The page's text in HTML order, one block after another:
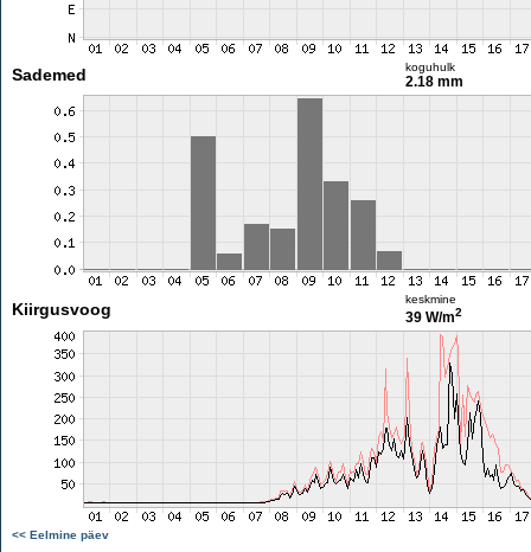
Sademed koguhulk
2.18 mm
Kiirgusvoog
keskmine
39 W/m2
<< Eelmine päev